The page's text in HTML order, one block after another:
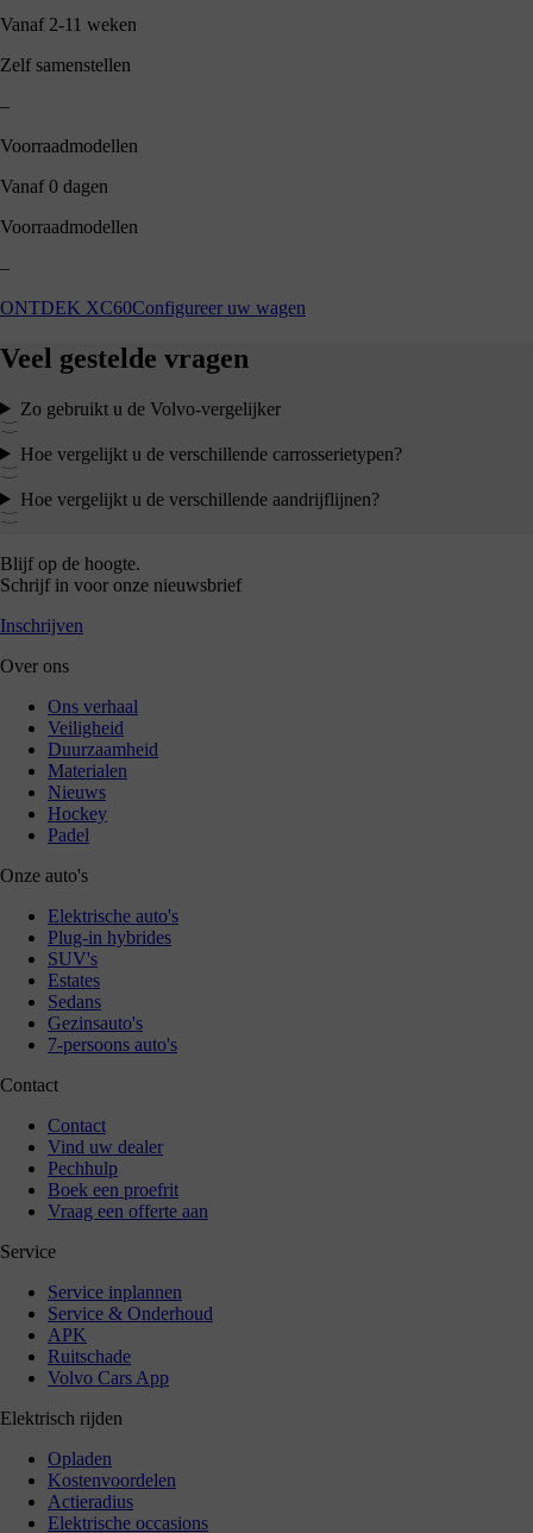
Vanaf 2-11 weken
Zelf samenstellen
–
Voorraadmodellen
Vanaf 0 dagen
Voorraadmodellen
–
ONTDEK XC60Configureer uw wagen
Veel gestelde vragen
Zo gebruikt u de Volvo-vergelijker
Hoe vergelijkt u de verschillende carrosserietypen?
Hoe vergelijkt u de verschillende aandrijflijnen?